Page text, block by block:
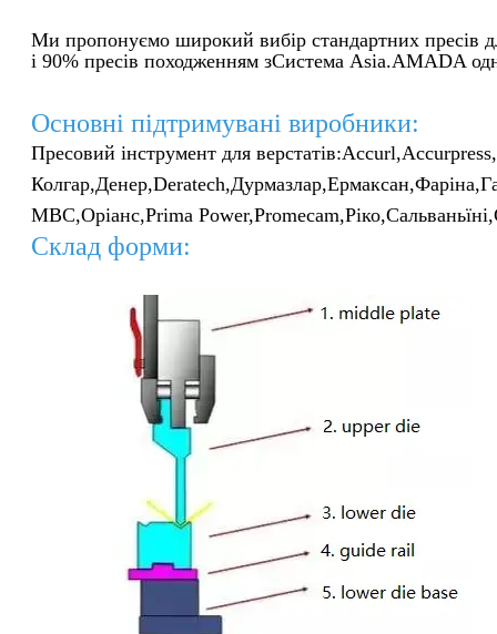
Ми пропонуємо широкий вибір стандартних пресів
і 90% пресів походженням зСистема Asia.AMADA
Основні підтримувані виробники:
Пресовий інструмент для верстатів:Accurl,Accurpress,
Колгар,Денер,Deratech,Дурмазлар,Ермаксан,Фаріна,
МВС,Оріанс,Prima Power,Promecam,Ріко,Сальваньїні,
Склад форми: